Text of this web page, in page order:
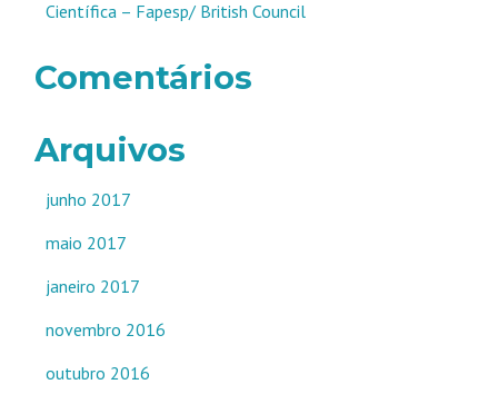
Científica – Fapesp/ British Council
Comentários
Arquivos
junho 2017
maio 2017
janeiro 2017
novembro 2016
outubro 2016